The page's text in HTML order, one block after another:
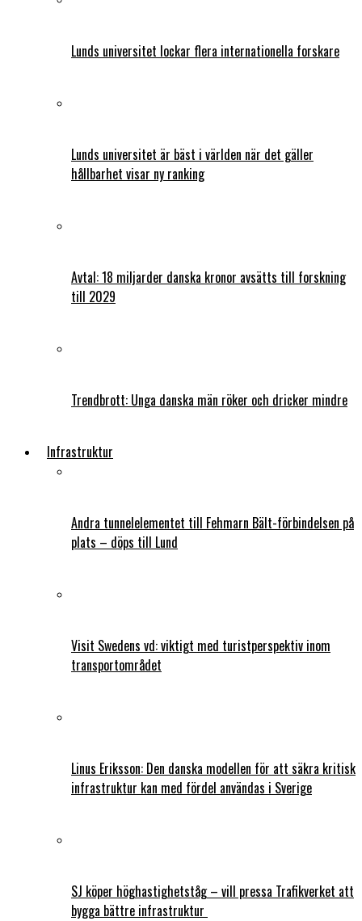
Lunds universitet lockar flera internationella forskare
Lunds universitet är bäst i världen när det gäller
hållbarhet visar ny ranking
Avtal: 18 miljarder danska kronor avsätts till forskning
till 2029
Trendbrott: Unga danska män röker och dricker mindre
Infrastruktur
Andra tunnelelementet till Fehmarn Bält-förbindelsen på
plats – döps till Lund
Visit Swedens vd: viktigt med turistperspektiv inom
transportområdet
Linus Eriksson: Den danska modellen för att säkra kritisk
infrastruktur kan med fördel användas i Sverige
SJ köper höghastighetståg – vill pressa Trafikverket att
bygga bättre infrastruktur